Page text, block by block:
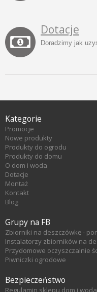
Dotacje
Doradzimy jak
Kategorie
Promocje
Nowe produkty
Produkty do ogrodu
Produkty do domu
O dom i woda
Dotacje
Montaż
Kontakt
Blog
Grupy na FB
Zbiorniki na deszczówkę -
Instalatorzy zbiorników na
Przydomowe oczyszczalnie
Piwniczki ogrodowe
Bezpieczeństwo
Regulamin sklepu dom i woda